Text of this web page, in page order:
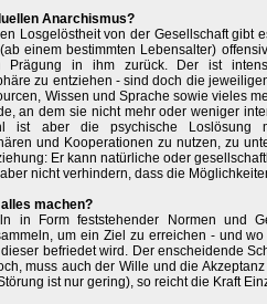
Anarchismus?
Losgelöstheit von der Gesellschaft gibt
einem bestimmten Lebensalter)
Prägung in ihm zurück. Der ist
zu entziehen - sind doch die
Wissen und Sprache sowie vieles
an dem sie nicht mehr oder weniger
ist aber die psychische Loslösung
und Kooperationen zu nutzen, zu
Er kann natürliche oder
nicht verhindern, dass die
machen?
in Form feststehender Normen und
um ein Ziel zu erreichen - und
befriedet wird. Der enscheidende
muss auch der Wille und die
ist nur gering), so reicht die Kraft